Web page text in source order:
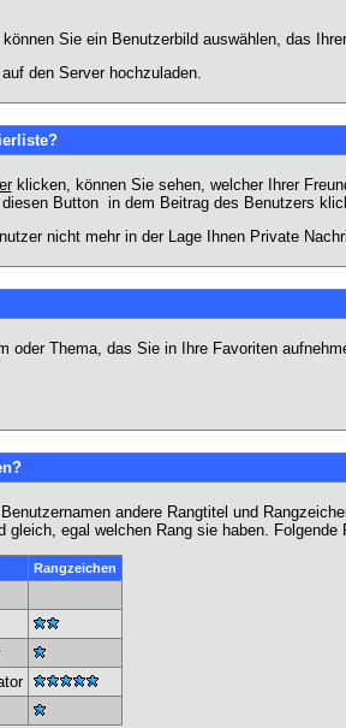
Sie ein Benutzerbild auswählen, das
den Server hochzuladen.
klicken, können Sie sehen, welcher Ihrer
Button in dem Beitrag des Benutzers
nicht mehr in der Lage Ihnen Private
Thema, das Sie in Ihre Favoriten
andere Rangtitel und
egal welchen Rang sie haben. Folgende
Rangzeichen